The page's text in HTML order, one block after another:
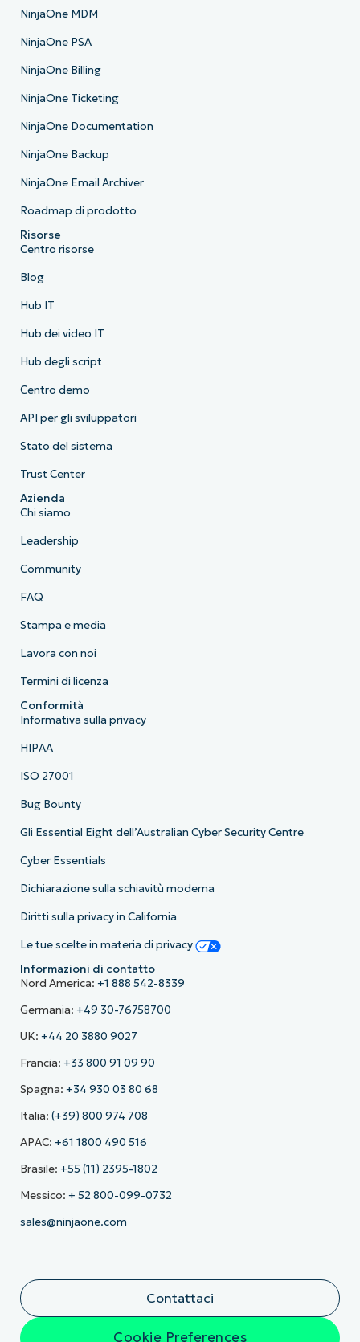
NinjaOne MDM
NinjaOne PSA
NinjaOne Billing
NinjaOne Ticketing
NinjaOne Documentation
NinjaOne Backup
NinjaOne Email Archiver
Roadmap di prodotto
Risorse
Centro risorse
Blog
Hub IT
Hub dei video IT
Hub degli script
Centro demo
API per gli sviluppatori
Stato del sistema
Trust Center
Azienda
Chi siamo
Leadership
Community
FAQ
Stampa e media
Lavora con noi
Termini di licenza
Conformità
Informativa sulla privacy
HIPAA
ISO 27001
Bug Bounty
Gli Essential Eight dell’Australian Cyber Security Centre
Cyber Essentials
Dichiarazione sulla schiavitù moderna
Diritti sulla privacy in California
Le tue scelte in materia di privacy
Informazioni di contatto
Nord America: +1 888 542-8339
Germania: +49 30-76758700
UK: +44 20 3880 9027
Francia: +33 800 91 09 90
Spagna: +34 930 03 80 68
Italia: (+39) 800 974 708
APAC: +61 1800 490 516
Brasile: +55 (11) 2395-1802
Messico: + 52 800-099-0732
sales@ninjaone.com
Contattaci
Cookie Preferences